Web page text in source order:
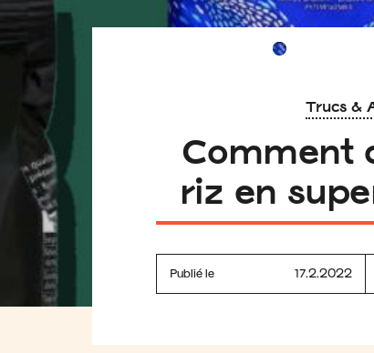
Trucs &
Comment
riz en
Publié le 17.2.2022